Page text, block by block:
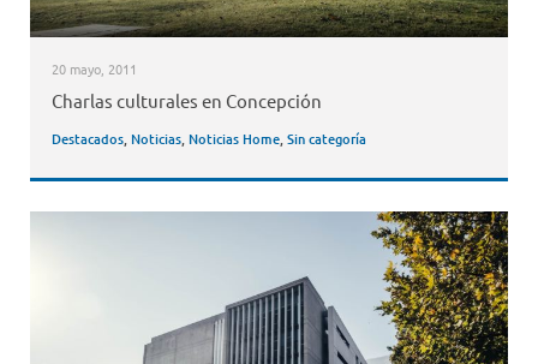
20 mayo, 2011
Charlas culturales en Concepción
Destacados, Noticias, Noticias Home,Sin categoría